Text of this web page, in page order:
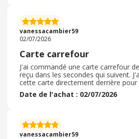
Toujours un bon accueil mais après
hôtesses de caisse il y en a une
a sa caisse
vanessacambier59
02/07/2026
Carte carrefour
J'ai commandé une carte carrefour
reçu dans les secondes qui suivent.
cette carte directement derrière pour
dernière minute. Cette carte est
caisse il suffit juste de scanner le
rapporté plus de 10euros en très peu
parrainer et je compte continuer
Date de l'achat : 02/07/2026
vanessacambier59